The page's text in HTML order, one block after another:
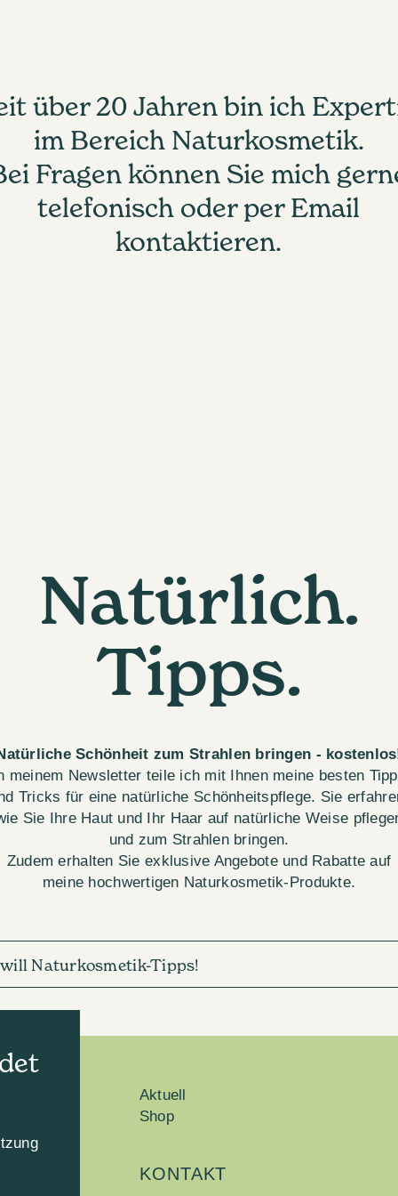
über 20 Jahren bin ich
im Bereich Naturkosmetik.
Fragen können Sie mich
telefonisch oder per Email
kontaktieren.
Natürlich.
Tipps.
Schönheit zum Strahlen bringen -
meinem Newsletter teile ich mit Ihnen meine besten
Tricks für eine natürliche Schönheitspflege. Sie
Sie Ihre Haut und Ihr Haar auf natürliche Weise
und zum Strahlen bringen.
Zudem erhalten Sie exklusive Angebote und Rabatte auf
meine hochwertigen Naturkosmetik-Produkte.
will Naturkosmetik-Tipps!
Aktuell
Shop
KONTAKT